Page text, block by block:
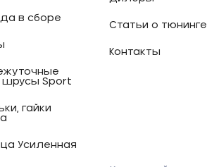
в сборе
шрусы Sport
гайки
Усиленная
Статьи о тюнинге
Контакты